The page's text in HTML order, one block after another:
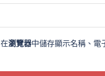
在瀏覽器中儲存顯示名稱、電